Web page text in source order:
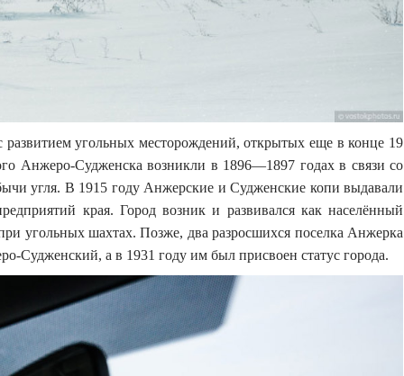
развитием угольных месторождений, открытых еще в конце 19
Анжеро-Судженска возникли в 1896—1897 годах в связи со
угля. В 1915 году Анжерские и Судженские копи выдавали
края. Город возник и развивался как населённый
угольных шахтах. Позже, два разросшихся поселка Анжерка
Судженский, а в 1931 году им был присвоен статус города.